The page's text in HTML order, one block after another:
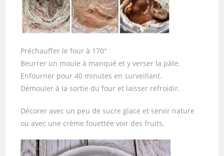
Préchauffer le four à 170°
Beurrer un moule à manqué et y verser la pâte.
Enfourner pour 40 minutes en surveillant.
Démouler à la sortie du four et laisser refroidir.
Décorer avec un peu de sucre glace et servir nature
ou avec une crème fouettée voir des fruits.